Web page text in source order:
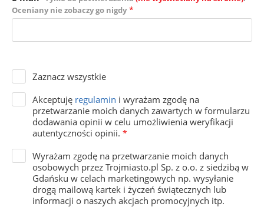
Oceniany nie zobaczy go nigdy *
Zaznacz wszystkie
Akceptuję regulamin i wyrażam zgodę na
przetwarzanie moich danych zawartych w formularzu
dodawania opinii w celu umożliwienia weryfikacji
autentyczności opinii. *
Wyrażam zgodę na przetwarzanie moich danych
osobowych przez Trojmiasto.pl Sp. z o.o. z siedzibą w
Gdańsku w celach marketingowych np. wysyłanie
drogą mailową kartek i życzeń świątecznych lub
informacji o naszych akcjach promocyjnych itp.